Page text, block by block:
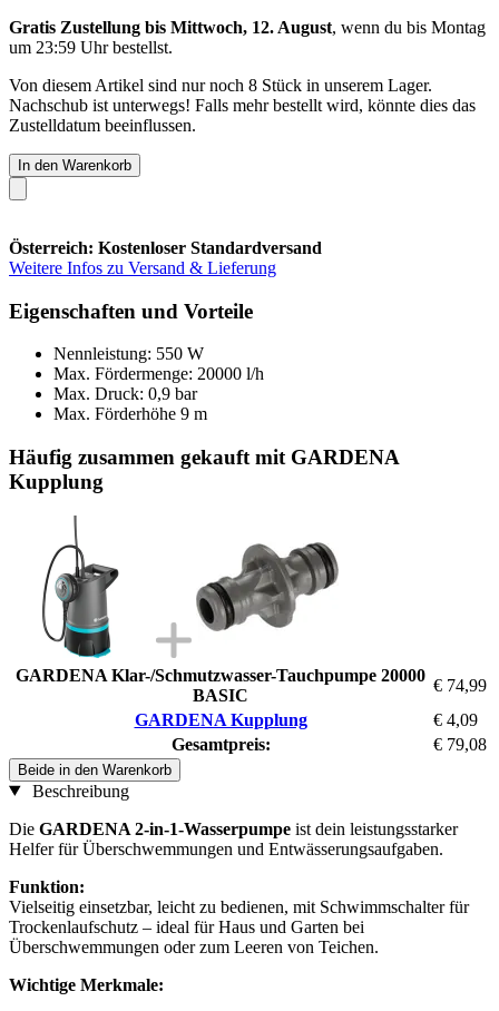
Gratis Zustellung bis Mittwoch, 12. August, wenn du bis Montag
um 23:59 Uhrbestellst.
Von diesem Artikel sind nur noch 8 Stück in unserem Lager.
Nachschub ist unterwegs! Falls mehr bestellt wird, könnte dies das
Zustelldatum beeinflussen.
In den Warenkorb
Österreich: Kostenloser Standardversand
Weitere Infos zu Versand & Lieferung
Eigenschaften und Vorteile
Nennleistung: 550 W
Max. Fördermenge: 20000 l/h
Max. Druck: 0,9 bar
Max. Förderhöhe 9 m
Häufig zusammen gekauft mit GARDENA
Kupplung
GARDENA Klar-/Schmutzwasser-Tauchpumpe 20000
BASIC
€ 74,99
GARDENA Kupplung
€ 4,09
Gesamtpreis:
€ 79,08
Beide in den Warenkorb
Beschreibung
Die GARDENA 2-in-1-Wasserpumpe ist dein leistungsstarker
Helfer für Überschwemmungen und Entwässerungsaufgaben.
Funktion:
Vielseitig einsetzbar, leicht zu bedienen, mit Schwimmschalter für
Trockenlaufschutz – ideal für Haus und Garten bei
Überschwemmungen oder zum Leeren von Teichen.
Wichtige Merkmale: